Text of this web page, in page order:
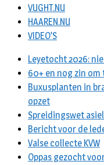
VUGHT.NU
HAAREN.NU
VIDEO’S
Leyetocht 2026:
60+ en nog zin om
Buxusplanten in
opzet
Spreidingswet
Bericht voor de
Valse collecte KVW
Oppas gezocht